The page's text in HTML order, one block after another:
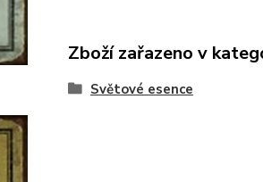
Zboží zařazeno v
Světové esence